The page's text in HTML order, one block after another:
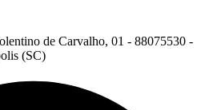
de Carvalho, 01 - 88075530 -
(SC)